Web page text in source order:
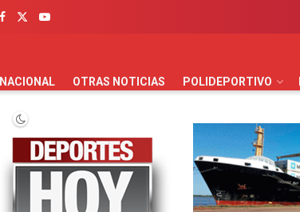
PORTADA
NACIONAL OTRAS NOTICIAS POLIDEPORTIVO